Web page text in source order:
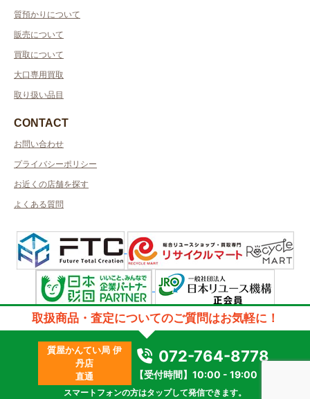
質預かりについて
販売について
買取について
大口専用買取
取り扱い品目
CONTACT
お問い合わせ
プライバシーポリシー
お近くの店舗を探す
よくある質問
許可管轄：兵庫県公安委員会
古物商許可番号：第631132400032号／取得者名日本エスクローサービス
株式会社
質屋許可番号：第631372500002号/取得者名株式会社アールティ
2023 © kanteikyoku.jp allrights reseved.
取扱商品・査定についてのご質問はお気軽に！
質屋かんてい局 伊
丹店
直通
072-764-8778
【受付時間】10:00 - 19:00
スマートフォンの方はタップして発信できます。